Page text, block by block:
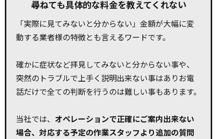
尋ねても具体的な料金を教えてくれない
「実際に見てみないと分からない」金額が大幅に変
動する業者様の特徴とも言えるワードです。
確かに症状など拝見してみないと分からない事や、
突然のトラブルで上手く説明出来ない事はありお電
話だけで全ての判断を行うのは難しい事もあります。
当社では、 オペレーションで正確にご案内出来ない
場合、対応する予定の作業スタッフより追加の質問